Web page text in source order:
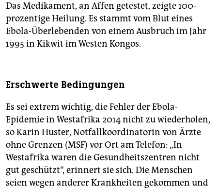
Das Medikament, an Affen getestet, zeigte 100-
prozentige Heilung. Es stammt vom Blut eines
Ebola-Überlebenden von einem Ausbruch im Jahr
1995 in Kikwit im Westen Kongos.
Erschwerte Bedingungen
Es sei extrem wichtig, die Fehler der Ebola-
Epidemie in Westafrika 2014 nicht zu wiederholen,
so Karin Huster, Notfallkoordinatorin von Ärzte
ohne Grenzen (MSF) vor Ort am Telefon: „In
Westafrika waren die Gesundheitszentren nicht
gut geschützt“, erinnert sie sich. Die Menschen
seien wegen anderer Krankheiten gekommen und